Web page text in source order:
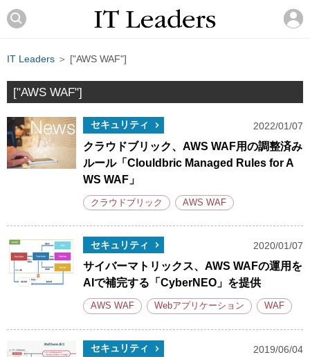
IT Leaders ＞ ["AWS WAF"]
["AWS WAF"]
セキュリティ 2022/01/07
クラウドブリック、AWS WAF用の調整済み
ルール「Clouldbric Managed Rules for A
WS WAF」
クラウドブリック AWS WAF
セキュリティ 2020/01/07
サイバーマトリックス、AWS WAFの運用を
AIで補完する「CyberNEO」を提供
AWS WAF Webアプリケーション WAF
セキュリティ 2019/06/04